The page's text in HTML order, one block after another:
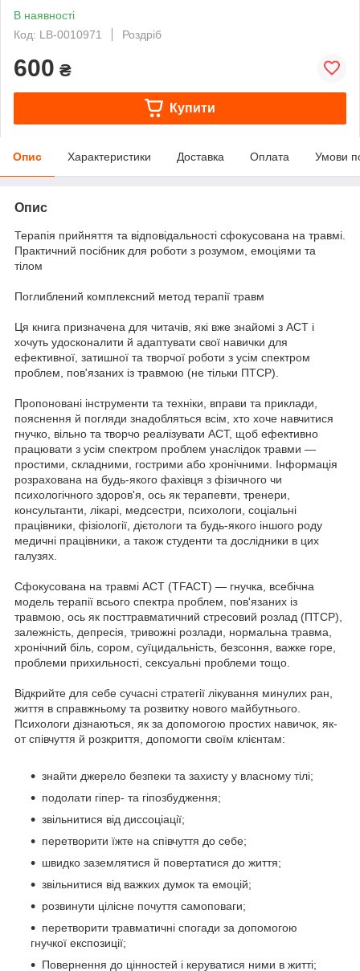
В наявності
Код: LB-0010971
Роздріб
600 ₴
Купити
Опис Характеристики Доставка Оплата Умови
Опис
Терапія прийняття та відповідальності сфокусована на травмі.
Практичний посібник для роботи з розумом, емоціями та
тілом
Поглиблений комплексний метод терапії травм
Ця книга призначена для читачів, які вже знайомі з ACT і
хочуть удосконалити й адаптувати свої навички для
ефективної, затишної та творчої роботи з усім спектром
проблем, пов'язаних із травмою (не тільки ПТСР).
Пропоновані інструменти та техніки, вправи та приклади,
пояснення й погляди знадобляться всім, хто хоче навчитися
гнучко, вільно та творчо реалізувати ACT, щоб ефективно
працювати з усім спектром проблем унаслідок травми —
простими, складними, гострими або хронічними. Інформація
розрахована на будь-якого фахівця з фізичного чи
психологічного здоров'я, ось як терапевти, тренери,
консультанти, лікарі, медсестри, психологи, соціальні
працівники, фізіології, дієтологи та будь-якого іншого роду
медичні працівники, а також студенти та дослідники в цих
галузях.
Сфокусована на травмі АСТ (TFACT) — гнучка, всебічна
модель терапії всього спектра проблем, пов'язаних із
травмою, ось як посттравматичний стресовий розлад (ПТСР),
залежність, депресія, тривожні розлади, нормальна травма,
хронічний біль, сором, суїцидальність, безсоння, важке горе,
проблеми прихильності, сексуальні проблеми тощо.
Відкрийте для себе сучасні стратегії лікування минулих ран,
життя в справжньому та розвитку нового майбутнього.
Психологи дізнаються, як за допомогою простих навичок, як-
от співчуття й розкриття, допомогти своїм клієнтам:
знайти джерело безпеки та захисту у власному тілі;
подолати гіпер- та гіпозбудження;
звільнитися від диссоціації;
перетворити їжте на співчуття до себе;
швидко заземлятися й повертатися до життя;
звільнитися від важких думок та емоцій;
розвинути цілісне почуття самоповаги;
перетворити травматичні спогади за допомогою
гнучкої експозиції;
Повернення до цінностей і керуватися ними в житті;